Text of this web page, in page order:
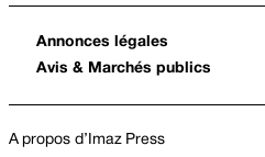
Annonces légales
Avis & Marchés publics
A propos d’Imaz Press